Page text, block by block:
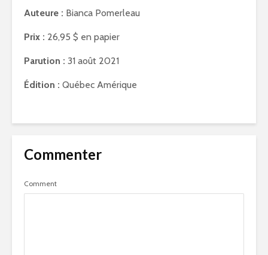
Auteure : Bianca Pomerleau
Prix : 26,95 $ en papier
Parution : 31 août 2021
Édition : Québec Amérique
Commenter
Comment